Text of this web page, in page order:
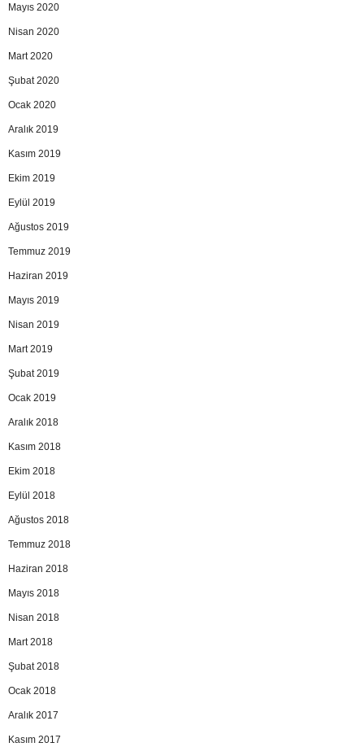
Mayıs 2020
Nisan 2020
Mart 2020
Şubat 2020
Ocak 2020
Aralık 2019
Kasım 2019
Ekim 2019
Eylül 2019
Ağustos 2019
Temmuz 2019
Haziran 2019
Mayıs 2019
Nisan 2019
Mart 2019
Şubat 2019
Ocak 2019
Aralık 2018
Kasım 2018
Ekim 2018
Eylül 2018
Ağustos 2018
Temmuz 2018
Haziran 2018
Mayıs 2018
Nisan 2018
Mart 2018
Şubat 2018
Ocak 2018
Aralık 2017
Kasım 2017